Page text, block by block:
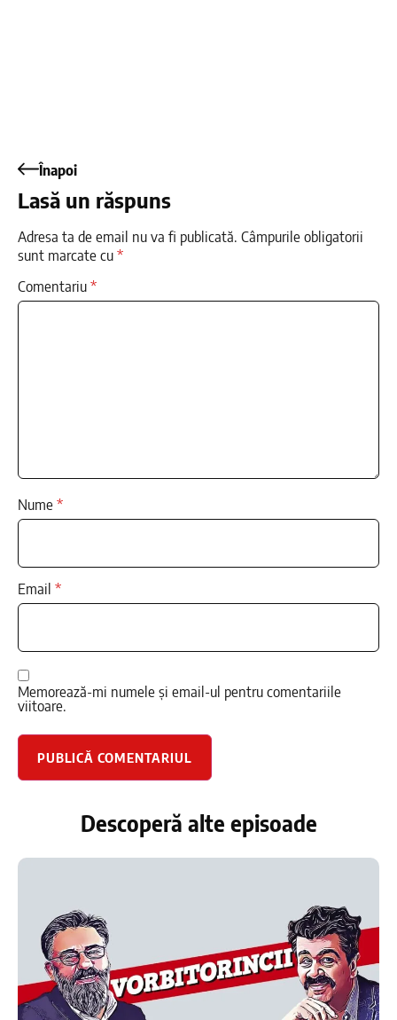
Înapoi
Lasă un răspuns
Adresa ta de email nu va fi publicată. Câmpurile obligatorii
sunt marcate cu*
Comentariu*
Nume*
Email *
Memorează-mi numele și email-ul pentru comentariile
viitoare.
Descoperă alte episoade